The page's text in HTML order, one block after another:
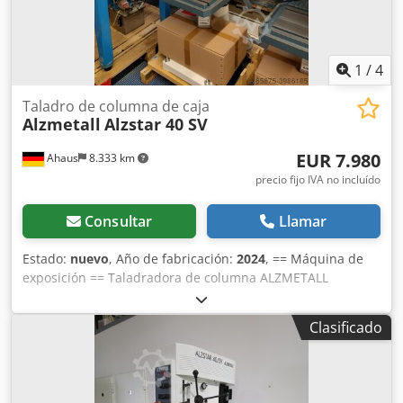
con enchufe de 16A - manual de instrucciones en alemán
incluye equipamiento especial: - sistema de refrigeración
1 /4
Ahaus 8.333 km
Taladro de columna de caja
Alzmetall Alzstar 40 SV
EUR 7.980
precio fijo IVA no incluído
Consultar Llamar
Estado: nuevo, Año de fabricación: 2024, == Máquina de
exposición == Taladradora de columna ALZMETALL
ALZSTAR 40 SV con sistema de refrigeración B (opción 25)
(compuesto por depósito independiente (33 l), bomba con
interruptor de protección del motor y armadura completa)
y lámpara LED para máquina equipamiento de serie:
pulsador tipo hongo, interruptor de inversión (para giro a
la derecha y a la izquierda), interruptor de protección del
Clasificado